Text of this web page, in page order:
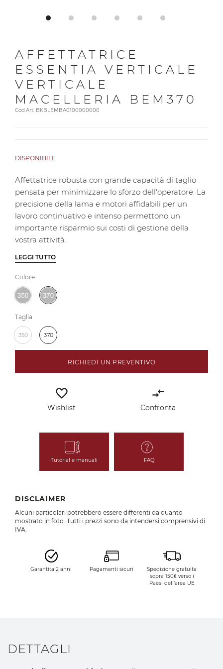
AFFETTATRICE
ESSENTIA VERTICALE
VERTICALE
MACELLERIA BEM370
Cod.Art. BKBLEMBA0100000000
DISPONIBILE
Affettatrice robusta con grande capacità di taglio
pensata per minimizzare lo sforzo dell'operatore. La
precisione della lama e motori affidabili per un
lavoro continuativo e intenso permettono un
importante risparmio sui costi di gestione della
vostra attività.
LEGGI TUTTO
Colore
Taglia
350 370
RICHIEDI UN PREVENTIVO
favorite_border
Wishlist
compare_arrows
Confronta
Tutorial e manuali FAQ
DISCLAIMER
Alcuni particolari potrebbero essere differenti da quanto
mostrato in foto. Tutti i prezzi sono da intendersi comprensivi di
IVA.
Garantita 2 anni Pagamenti sicuri
Spedizione gratuita
sopra 150€ verso i
Paesi dell’area UE
DETTAGLI